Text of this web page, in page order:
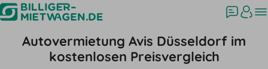
Autovermietung Avis Düsseldorf im
kostenlosen Preisvergleich